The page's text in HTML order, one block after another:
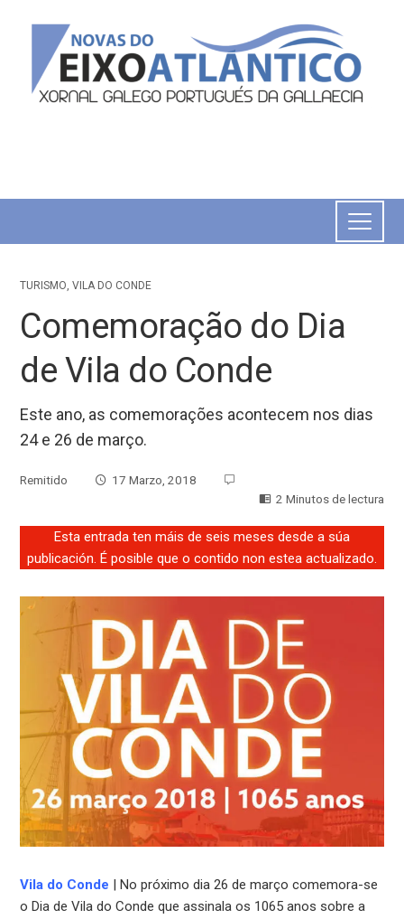
TURISMO,VILA DO CONDE
Comemoração do Dia
de Vila do Conde
Este ano, as comemorações acontecem nos dias
24 e 26 de março.
Remitido
17 Marzo, 2018
2 Minutos de lectura
Esta entrada ten máis de seis meses desde a súa
publicación. É posible que o contido non estea actualizado.
Vila do Conde | No próximo dia 26 de março comemora-se
o Dia de Vila do Conde que assinala os 1065 anos sobre a